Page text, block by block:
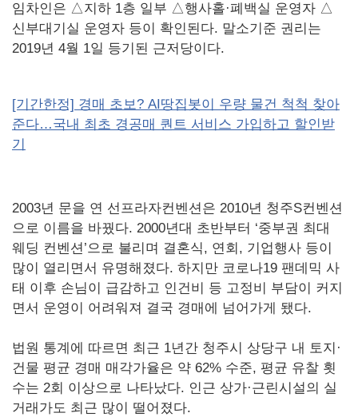
임차인은 △지하 1층 일부 △행사홀·폐백실 운영자 △
신부대기실 운영자 등이 확인된다. 말소기준 권리는
2019년 4월 1일 등기된 근저당이다.
[기간한정] 경매 초보? AI땅집봇이 우량 물건 척척 찾아
준다…국내 최초 경공매 퀀트 서비스 가입하고 할인받
기
2003년 문을 연 선프라자컨벤션은 2010년 청주S컨벤션
으로 이름을 바꿨다. 2000년대 초반부터 ‘중부권 최대
웨딩 컨벤션’으로 불리며 결혼식, 연회, 기업행사 등이
많이 열리면서 유명해졌다. 하지만 코로나19 팬데믹 사
태 이후 손님이 급감하고 인건비 등 고정비 부담이 커지
면서 운영이 어려워져 결국 경매에 넘어가게 됐다.
법원 통계에 따르면 최근 1년간 청주시 상당구 내 토지·
건물 평균 경매 매각가율은 약 62% 수준, 평균 유찰 횟
수는 2회 이상으로 나타났다. 인근 상가·근린시설의 실
거래가도 최근 많이 떨어졌다.